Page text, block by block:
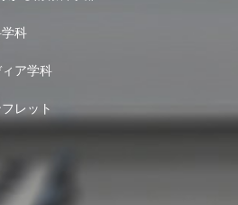
科
ア学科
レット